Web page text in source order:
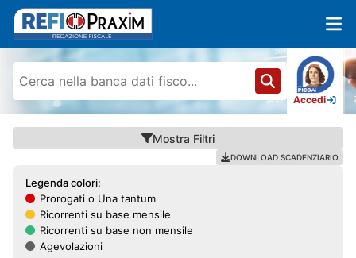
Accedi
Mostra Filtri
DOWNLOAD SCADENZIARIO
Legenda colori:
Prorogati o Una tantum
Ricorrenti su base mensile
Ricorrenti su base non mensile
Agevolazioni